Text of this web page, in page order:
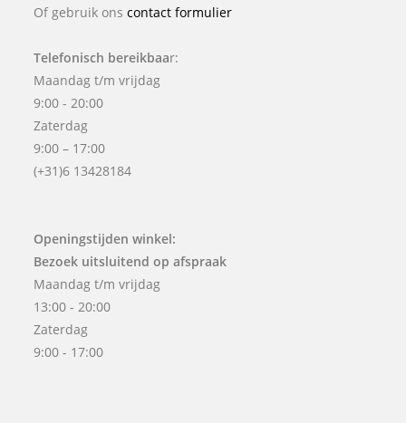
Of gebruik onscontact formulier
Telefonisch bereikbaar:
Maandag t/m vrijdag
9:00 - 20:00
Zaterdag
9:00 – 17:00
(+31)6 13428184
Openingstijden winkel:
Bezoek uitsluitend op afspraak
Maandag t/m vrijdag
13:00 - 20:00
Zaterdag
9:00 - 17:00